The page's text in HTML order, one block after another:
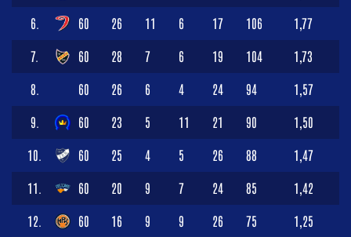
6. 60 26 11 6 17 106 1,77
7. 60 28 7 6 19 104 1,73
8. 60 26 6 4 24 94 1,57
9. 60 23 5 11 21 90 1,50
10. 60 25 4 5 26 88 1,47
11. 60 20 9 7 24 85 1,42
12. 60 16 9 9 26 75 1,25